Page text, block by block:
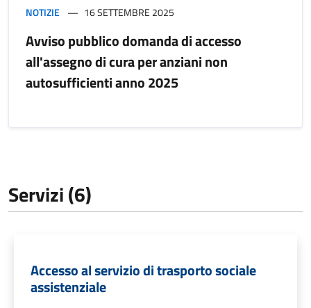
NOTIZIE 16 SETTEMBRE 2025
Avviso pubblico domanda di accesso
all'assegno di cura per anziani non
autosufficienti anno 2025
Servizi (6)
Accesso al servizio di trasporto sociale
assistenziale